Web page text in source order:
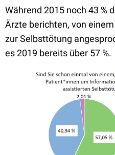
Während 2015 noch 43 %
Ärzte berichten, von
zur Selbsttötung
es 2019 bereits über 57 %.